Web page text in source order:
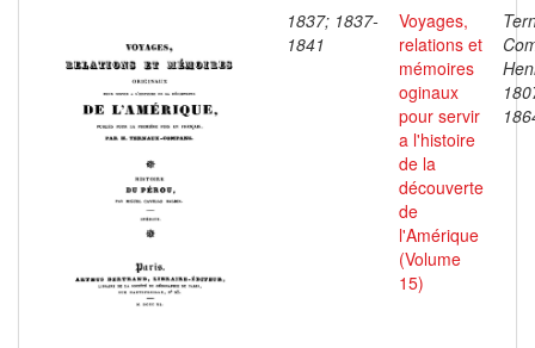
1837; 1837-
1841
Voyages,
relations et
mémoires
oginaux
pour servir
a l'histoire
de la
découverte
de
l'Amérique
(Volume
15)